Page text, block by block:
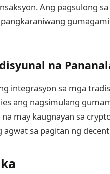
Ang pagsulong
na
integrasyon sa mga
ang nagsimulang
may kaugnayan sa
agwat sa pagitan ng